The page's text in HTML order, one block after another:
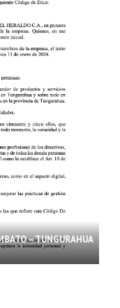
– TUNGURAHUA